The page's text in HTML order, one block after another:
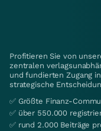
Profitieren Sie von
zentralen
und fundierten Zugang
strategische
✅ Größte Finanz-
✅ über 550.000
✅ rund 2.000 Beiträge